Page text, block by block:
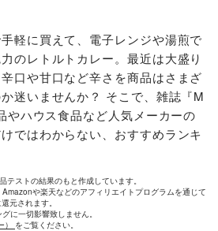
軽に買えて、電子レンジや湯煎で
のレトルトカレー。最近は大盛り
口や甘口など辛さを商品はさまざ
迷いませんか？ そこで、雑誌『M
やハウス食品など人気メーカーの
ではわからない、おすすめランキ
ストの結果のもと作成しています。
や楽天などのアフィリエイトプログラムを通じて
元されます。
に一切影響致しません。
） をご覧ください。